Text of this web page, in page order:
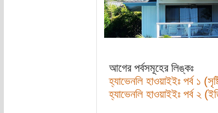
আগের পর্বসমূহের লিঙ্কঃ
হ্যাভেনলি হাওয়াইইঃ পর্ব ১
হ্যাভেনলি হাওয়াইইঃ পর্ব ২